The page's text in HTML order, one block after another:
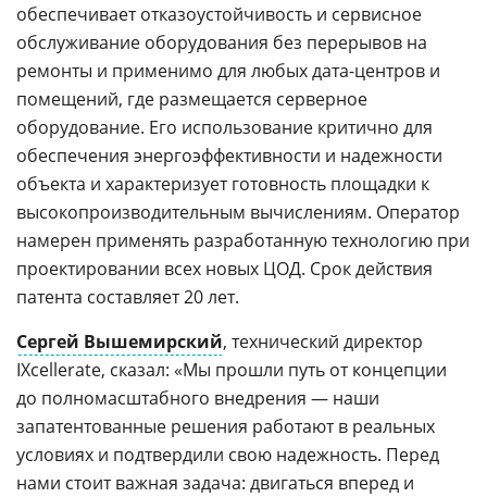
обеспечивает отказоустойчивость и сервисное
обслуживание оборудования без перерывов на
ремонты и применимо для любых дата-центров и
помещений, где размещается серверное
оборудование. Его использование критично для
обеспечения энергоэффективности и надежности
объекта и характеризует готовность площадки к
высокопроизводительным вычислениям. Оператор
намерен применять разработанную технологию при
проектировании всех новых ЦОД. Срок действия
патента составляет 20 лет.
Сергей Вышемирский, технический директор
IXcellerate, сказал: «Мы прошли путь от концепции
до полномасштабного внедрения — наши
запатентованные решения работают в реальных
условиях и подтвердили свою надежность. Перед
нами стоит важная задача: двигаться вперед и